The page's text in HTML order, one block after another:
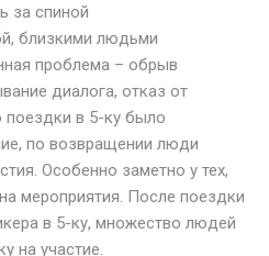
за спиной
близкими людьми
проблема – обрыв
диалога, отказ от
поездки в 5-ку было
по возвращении люди
Особенно заметно у тех,
мероприятия. После поездки
в 5-ку, множество людей
на участие.